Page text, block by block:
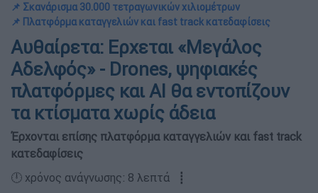
📌 Σκανάρισμα 30.000 τετραγωνικών χιλιομέτρων
📌 Πλατφόρμα καταγγελιών και fast track κατεδαφίσεις
Αυθαίρετα: Ερχεται «Μεγάλος
Αδελφός» - Drones, ψηφιακές
πλατφόρμες και AI θα εντοπίζουν
τα κτίσματα χωρίς άδεια
Έρχονται επίσης πλατφόρμα καταγγελιών και fast track
κατεδαφίσεις
🕛 χρόνος ανάγνωσης: 8 λεπτά ┋